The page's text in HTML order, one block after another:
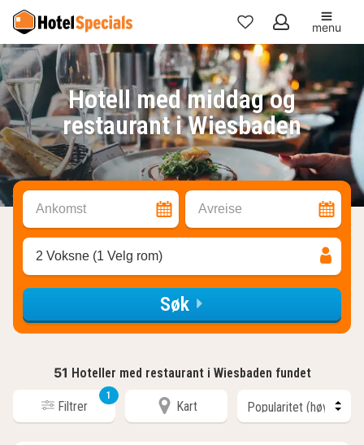
Mine
favoritter
menu
Hotell med middag og
restaurant i Wiesbaden
Ankomst Avreise
2 Voksne (1 Velg rom)
Søk
51 Hoteller med restaurant i Wiesbaden fundet
Filtrer
1
Kart